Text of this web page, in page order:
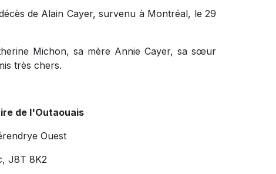
de Alain Cayer, survenu à Montréal, le 29
Michon, sa mère Annie Cayer, sa sœur
très chers.
de l'Outaouais
Ouest
J8T 8K2